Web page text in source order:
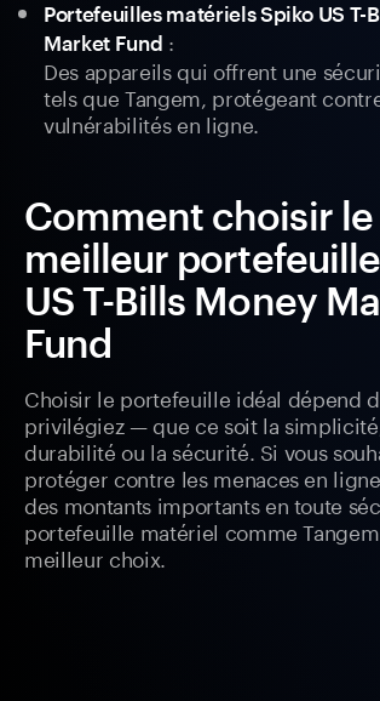
Portefeuilles matériels Spiko US T-
Market Fund :
Des appareils qui offrent une
tels que Tangem, protégeant
vulnérabilités en ligne.
Comment choisir le
meilleur
US T-Bills Money
Fund
Choisir le portefeuille idéal dépend
privilégiez — que ce soit la
durabilité ou la sécurité. Si vous
protéger contre les menaces en
des montants importants en toute
portefeuille matériel comme
meilleur choix.